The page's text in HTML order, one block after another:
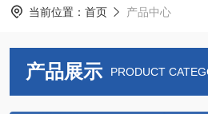
当前位置： 首页 产品中心
产品展示 PRODUCT